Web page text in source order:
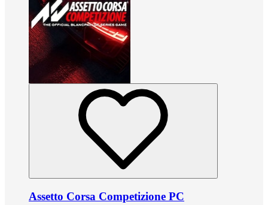
Assetto Corsa Competizione PC